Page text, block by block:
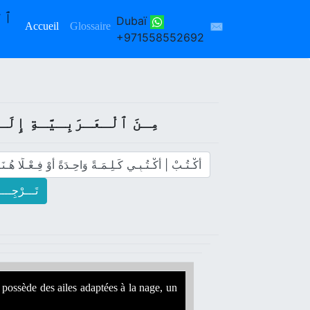
Accueil Glossaire Dubaï
+971558552692
✉
: مِـنَ ﭐلْـعَـرَبِـيَّـةِ
!
des ailes adaptées à la nage, un